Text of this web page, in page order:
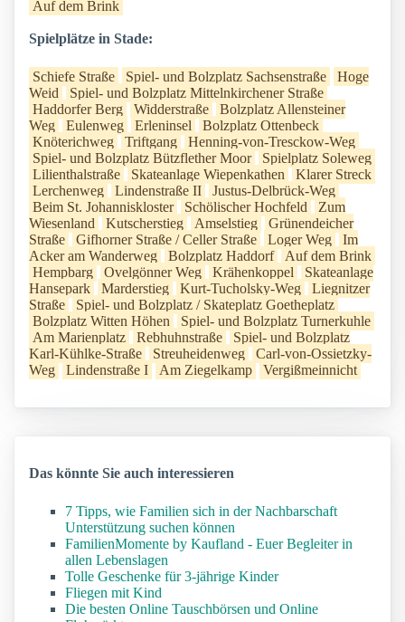
Auf dem Brink
Spielplätze in Stade:
Schiefe Straße Spiel- und Bolzplatz Sachsenstraße
Hoge
Weid
Spiel- und Bolzplatz Mittelnkirchener Straße
Haddorfer Berg
Widderstraße
Bolzplatz Allensteiner
Weg
Eulenweg Erleninsel
Bolzplatz Ottenbeck
Knöterichweg
Triftgang
Henning-von-Tresckow-Weg
Spiel- und Bolzplatz Bützflether Moor
Spielplatz Soleweg
Lilienthalstraße
Skateanlage Wiepenkathen
Klarer Streck
Lerchenweg
Lindenstraße II
Justus-Delbrück-Weg
Beim St. Johanniskloster
Schölischer Hochfeld
Zum
Wiesenland
Kutscherstieg Amselstieg
Grünendeicher
Straße
Gifhorner Straße / Celler Straße Loger Weg
Im
Acker am Wanderweg
Bolzplatz Haddorf
Auf dem Brink
Hempbarg
Ovelgönner Weg Krähenkoppel
Skateanlage
Hansepark
Marderstieg Kurt-Tucholsky-Weg
Liegnitzer
Straße
Spiel- und Bolzplatz / Skateplatz Goetheplatz
Bolzplatz Witten Höhen
Spiel- und Bolzplatz Turnerkuhle
Am Marienplatz
Rebhuhnstraße
Spiel- und Bolzplatz
Karl-Kühlke-Straße
Streuheidenweg
Carl-von-Ossietzky-
Weg
Lindenstraße I Am Ziegelkamp Vergißmeinnicht
Das könnte Sie auch interessieren
7 Tipps, wie Familien sich in der Nachbarschaft
Unterstützung suchen können
FamilienMomente by Kaufland - Euer Begleiter in
allen Lebenslagen
Tolle Geschenke für 3-jährige Kinder
Fliegen mit Kind
Die besten Online Tauschbörsen und Online